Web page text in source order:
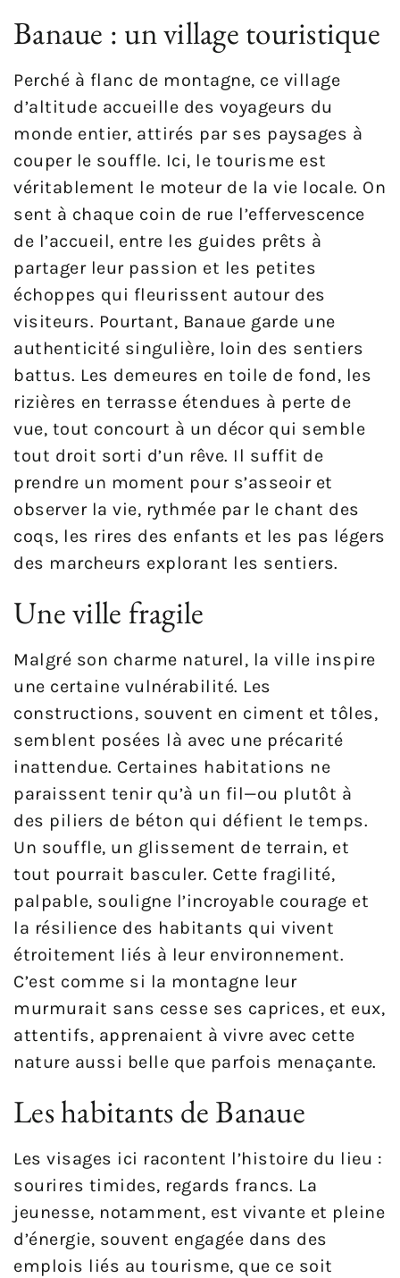
Banaue : un village touristique
Perché à flanc de montagne, ce village
d’altitude accueille des voyageurs du
monde entier, attirés par ses paysages à
couper le souffle. Ici, le tourisme est
véritablement le moteur de la vie locale. On
sent à chaque coin de rue l’effervescence
de l’accueil, entre les guides prêts à
partager leur passion et les petites
échoppes qui fleurissent autour des
visiteurs. Pourtant, Banaue garde une
authenticité singulière, loin des sentiers
battus. Les demeures en toile de fond, les
rizières en terrasse étendues à perte de
vue, tout concourt à un décor qui semble
tout droit sorti d’un rêve. Il suffit de
prendre un moment pour s’asseoir et
observer la vie, rythmée par le chant des
coqs, les rires des enfants et les pas légers
des marcheurs explorant les sentiers.
Une ville fragile
Malgré son charme naturel, la ville inspire
une certaine vulnérabilité. Les
constructions, souvent en ciment et tôles,
semblent posées là avec une précarité
inattendue. Certaines habitations ne
paraissent tenir qu’à un fil—ou plutôt à
des piliers de béton qui défient le temps.
Un souffle, un glissement de terrain, et
tout pourrait basculer. Cette fragilité,
palpable, souligne l’incroyable courage et
la résilience des habitants qui vivent
étroitement liés à leur environnement.
C’est comme si la montagne leur
murmurait sans cesse ses caprices, et eux,
attentifs, apprenaient à vivre avec cette
nature aussi belle que parfois menaçante.
Les habitants de Banaue
Les visages ici racontent l’histoire du lieu :
sourires timides, regards francs. La
jeunesse, notamment, est vivante et pleine
d’énergie, souvent engagée dans des
emplois liés au tourisme, que ce soit